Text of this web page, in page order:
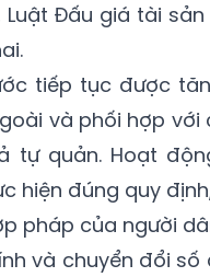
Luật Đấu giá tài
tiếp tục được
và phối hợp
tự quản. Hoạt
hiện đúng quy
pháp của người
và chuyển đổi